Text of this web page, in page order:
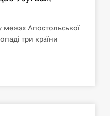
на Patriot для
сомнения…
протоки
Апостольської
три країни